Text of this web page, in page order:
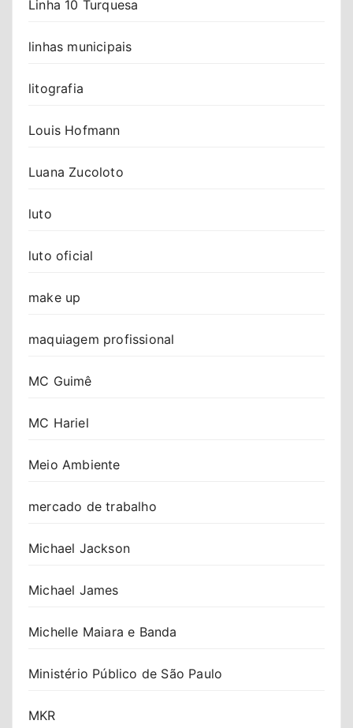
Linha 10 Turquesa
linhas municipais
litografia
Louis Hofmann
Luana Zucoloto
luto
luto oficial
make up
maquiagem profissional
MC Guimê
MC Hariel
Meio Ambiente
mercado de trabalho
Michael Jackson
Michael James
Michelle Maiara e Banda
Ministério Público de São Paulo
MKR